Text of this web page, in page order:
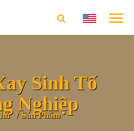
Sinh Tố
Nghiệp
Sản Phẩm